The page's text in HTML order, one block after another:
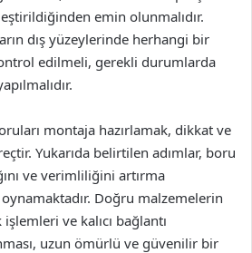
emin olunmalıdır.
dış yüzeylerinde herhangi bir
edilmeli, gerekli durumlarda
montaja hazırlamak, dikkat ve
Yukarıda belirtilen adımlar, boru
ve verimliliğini artırma
Doğru malzemelerin
ve kalıcı bağlantı
uzun ömürlü ve güvenilir bir